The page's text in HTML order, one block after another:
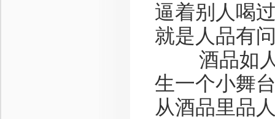
逼着别人喝
就是人品有
酒品如人
生一个小舞
从酒品里品